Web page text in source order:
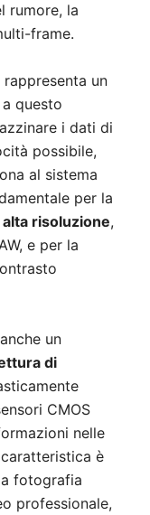
rumore, la
frame.
rappresenta un
questo
i dati di
possibile,
al sistema
per la
alta risoluzione,
e per la
un
di
CMOS
nelle
è
fotografia
professionale,